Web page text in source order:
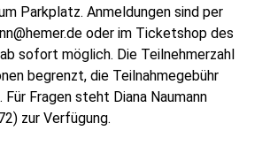
Parkplatz. Anmeldungen sind per
oder im Ticketshop des
sofort möglich. Die Teilnehmerzahl
begrenzt, die Teilnahmegebühr
Fragen steht Diana Naumann
zur Verfügung.